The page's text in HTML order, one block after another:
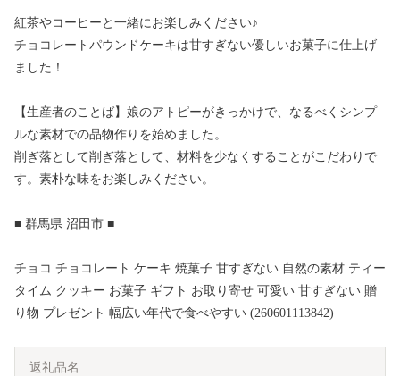
紅茶やコーヒーと一緒にお楽しみください♪
チョコレートパウンドケーキは甘すぎない優しいお菓子に仕上げ
ました！
【生産者のことば】娘のアトピーがきっかけで、なるべくシンプ
ルな素材での品物作りを始めました。
削ぎ落として削ぎ落として、材料を少なくすることがこだわりで
す。素朴な味をお楽しみください。
■ 群馬県 沼田市 ■
チョコ チョコレート ケーキ 焼菓子 甘すぎない 自然の素材 ティー
タイム クッキー お菓子 ギフト お取り寄せ 可愛い 甘すぎない 贈
り物 プレゼント 幅広い年代で食べやすい (260601113842)
返礼品名